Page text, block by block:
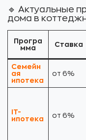
🔹 Актуальные
дома в
Програ
мма
Ставка
Семейн
ая
ипотека
от 6%
IT-
ипотека
от 6%